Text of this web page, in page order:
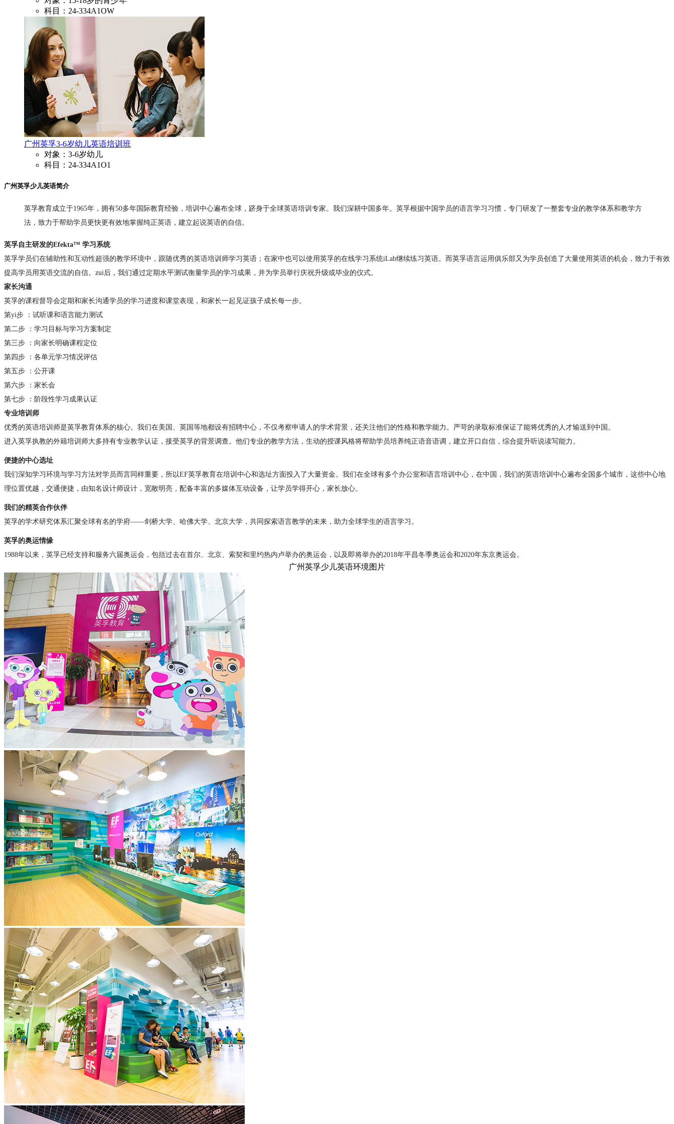
科目：24-334A1OW
广州英孚3-6岁幼儿英语培训班
对象：3-6岁幼儿
科目：24-334A1O1
广州英孚少儿英语简介
英孚教育成立于1965年，拥有50多年国际教育经验，培训中心遍布全球，跻身于全球英语培训专家。我们深耕中国多年。英孚根据中国学员的语言学习习惯，专门研发了一整套专业的教学体系和教学方
法，致力于帮助学员更快更有效地掌握纯正英语，建立起说英语的自信。
英孚自主研发的Efekta™ 学习系统
英孚学员们在辅助性和互动性超强的教学环境中，跟随优秀的英语培训师学习英语；在家中也可以使用英孚的在线学习系统iLab继续练习英语。而英孚语言运用俱乐部又为学员创造了大量使用英语的机会，致力于有效
提高学员用英语交流的自信。zui后，我们通过定期水平测试衡量学员的学习成果，并为学员举行庆祝升级或毕业的仪式。
家长沟通
英孚的课程督导会定期和家长沟通学员的学习进度和课堂表现，和家长一起见证孩子成长每一步。
第yi步 ：试听课和语言能力测试
第二步 ：学习目标与学习方案制定
第三步 ：向家长明确课程定位
第四步 ：各单元学习情况评估
第五步 ：公开课
第六步 ：家长会
第七步 ：阶段性学习成果认证
专业培训师
优秀的英语培训师是英孚教育体系的核心。我们在美国、英国等地都设有招聘中心，不仅考察申请人的学术背景，还关注他们的性格和教学能力。严苛的录取标准保证了能将优秀的人才输送到中国。
进入英孚执教的外籍培训师大多持有专业教学认证，接受英孚的背景调查。他们专业的教学方法，生动的授课风格将帮助学员培养纯正语音语调，建立开口自信，综合提升听说读写能力。
便捷的中心选址
我们深知学习环境与学习方法对学员而言同样重要，所以EF英孚教育在培训中心和选址方面投入了大量资金。我们在全球有多个办公室和语言培训中心，在中国，我们的英语培训中心遍布全国多个城市，这些中心地
理位置优越，交通便捷，由知名设计师设计，宽敞明亮，配备丰富的多媒体互动设备，让学员学得开心，家长放心。
我们的精英合作伙伴
英孚的学术研究体系汇聚全球有名的学府——剑桥大学、哈佛大学、北京大学，共同探索语言教学的未来，助力全球学生的语言学习。
英孚的奥运情缘
1988年以来，英孚已经支持和服务六届奥运会，包括过去在首尔、北京、索契和里约热内卢举办的奥运会，以及即将举办的2018年平昌冬季奥运会和2020年东京奥运会。
广州英孚少儿英语环境图片